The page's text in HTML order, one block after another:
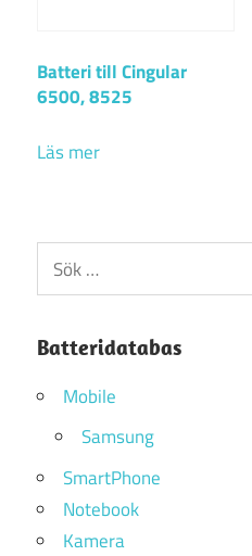
Batteri till Cingular
6500, 8525
Läs mer
Sök
efter:
Batteridatabas
Mobile
Samsung
SmartPhone
Notebook
Kamera